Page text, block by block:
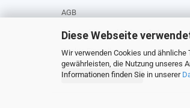
Diese Webseite
Wir verwenden Cookies und
gewährleisten, die Nutzung unseres
Informationen finden Sie in unserer
AGB
Privatsphäre und Datenschutz
Cookie Einstellungen
Vertrag widerrufen